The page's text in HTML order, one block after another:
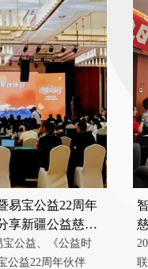
易宝公益22周年
享新疆公益慈善
宝公益、《公益时
公益22周年伙伴